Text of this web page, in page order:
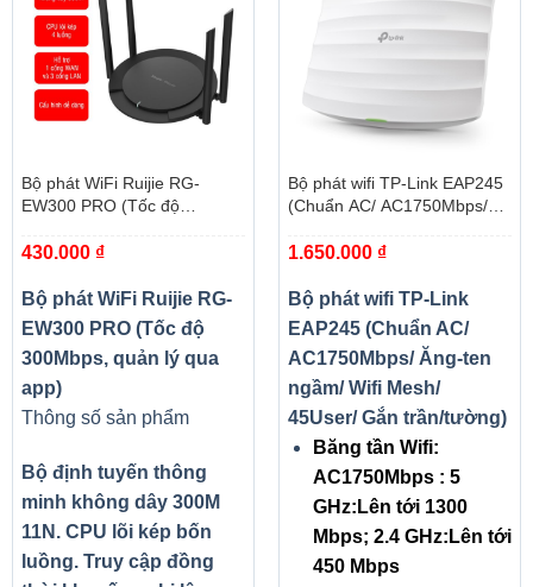
Bộ phát WiFi Ruijie RG-
EW300 PRO (Tốc độ
430.000 ₫
Bộ phát WiFi Ruijie RG-
EW300 PRO (Tốc độ
300Mbps, quản lý qua
app)
Thông số sản phẩm
Bộ định tuyến thông
minh không dây 300M
11N. CPU lõi kép bốn
luồng. Truy cập đồng
Bộ phát wifi TP-Link EAP245
(Chuẩn AC/ AC1750Mbps/
45User/ Gắn trần/tường)
1.650.000 ₫
Bộ phát wifi TP-Link
EAP245 (Chuẩn AC/
AC1750Mbps/ Ăng-ten
ngầm/ Wifi Mesh/
45User/ Gắn trần/tường)
Băng tần Wifi:
AC1750Mbps : 5
GHz:Lên tới 1300
Mbps; 2.4 GHz:Lên tới
450 Mbps